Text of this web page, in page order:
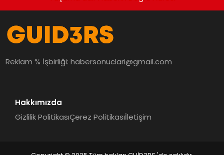
Reklam % İşbirliği:habersonuclari@gmail.com
Hakkımızda
Gizlilik PolitikasıÇerez Politikasıİletişim